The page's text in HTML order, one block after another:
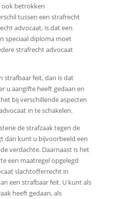
ook betrokken
tussen een strafrecht
advocaat, is dat een
speciaal diploma moet
strafrecht advocaat
strafbaar feit, dan is dat
u aangifte heeft gedaan en
bij verschillende aspecten
in te schakelen.
de strafzaak tegen de
dan kunt u bijvoorbeeld een
verdachte. Daarnaast is het
een maatregel opgelegd
slachtofferrecht in
een strafbaar feit. U kunt als
heeft gedaan, als